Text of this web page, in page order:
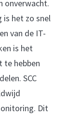
onverwacht.
is het zo snel
van de IT-
is het
te hebben
SCC
Dit